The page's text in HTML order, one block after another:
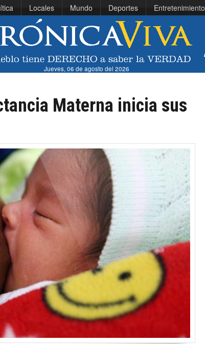
Locales Mundo Deportes Entretenimiento
Jueves, 06 de agosto del 2026
Materna inicia sus